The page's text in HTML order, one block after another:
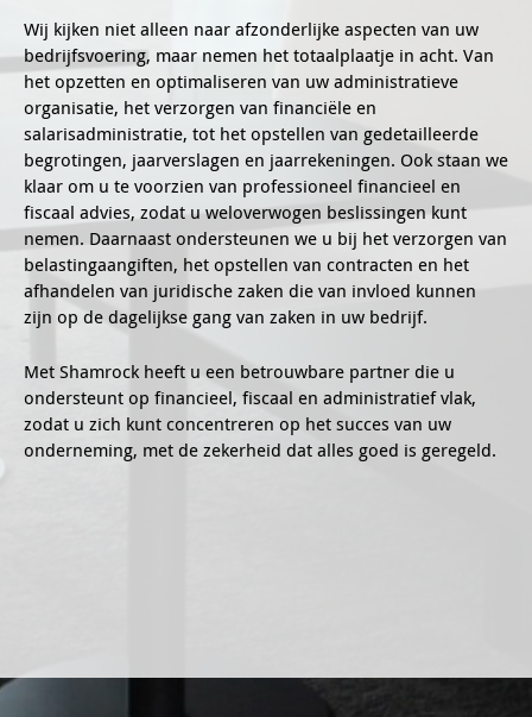
Wij kijken niet alleen naar afzonderlijke aspecten van uw
bedrijfsvoering, maar nemen het totaalplaatje in acht. Van
het opzetten en optimaliseren van uw administratieve
organisatie, het verzorgen van financiële en
salarisadministratie, tot het opstellen van gedetailleerde
begrotingen, jaarverslagen en jaarrekeningen. Ook staan we
klaar om u te voorzien van professioneel financieel en
fiscaal advies, zodat u weloverwogen beslissingen kunt
nemen. Daarnaast ondersteunen we u bij het verzorgen van
belastingaangiften, het opstellen van contracten en het
afhandelen van juridische zaken die van invloed kunnen
zijn op de dagelijkse gang van zaken in uw bedrijf.
Met Shamrock heeft u een betrouwbare partner die u
ondersteunt op financieel, fiscaal en administratief vlak,
zodat u zich kunt concentreren op het succes van uw
onderneming, met de zekerheid dat alles goed is geregeld.